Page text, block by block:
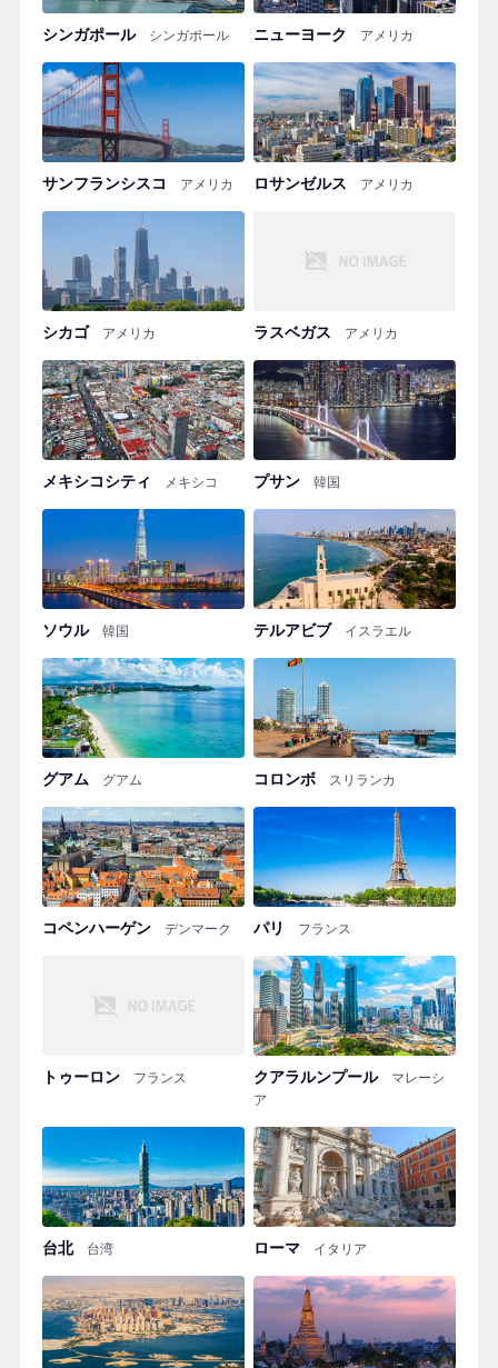
シンガポール シンガポール ニューヨーク アメリカ
サンフランシスコ アメリカ ロサンゼルス アメリカ
シカゴ アメリカ ラスベガス アメリカ
メキシコシティ メキシコ プサン 韓国
ソウル 韓国 テルアビブ イスラエル
グアム グアム コロンボ スリランカ
コペンハーゲン デンマーク パリ フランス
トゥーロン フランス クアラルンプール
マレーシ
ア
台北 台湾 ローマ イタリア